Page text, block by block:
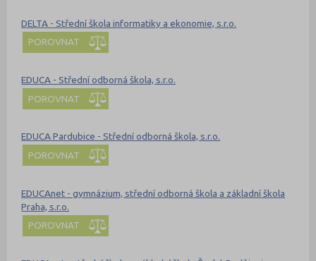
DELTA - Střední škola informatiky a ekonomie, s.r.o.
POROVNAT
EDUCA - Střední odborná škola, s.r.o.
POROVNAT
EDUCA Pardubice - Střední odborná škola, s.r.o.
POROVNAT
EDUCAnet - gymnázium, střední odborná škola a základní škola
Praha, s.r.o.
POROVNAT